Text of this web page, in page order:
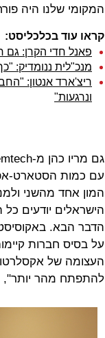
המקומי שלנו היה
קראו עוד בכלכליסט:
פאנל חדי הקרן: גם
מנכ"לית
ריצ'ארד אנטון:
ונרגעות"
עם כמות הסטארט-
המון אחד מהשני
הישראלים יודעים
הדבר הבא.
על בסיס חברות
העצומה של
להתפתח מהר יותר",